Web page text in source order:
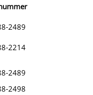
2489
2214
2489
2498